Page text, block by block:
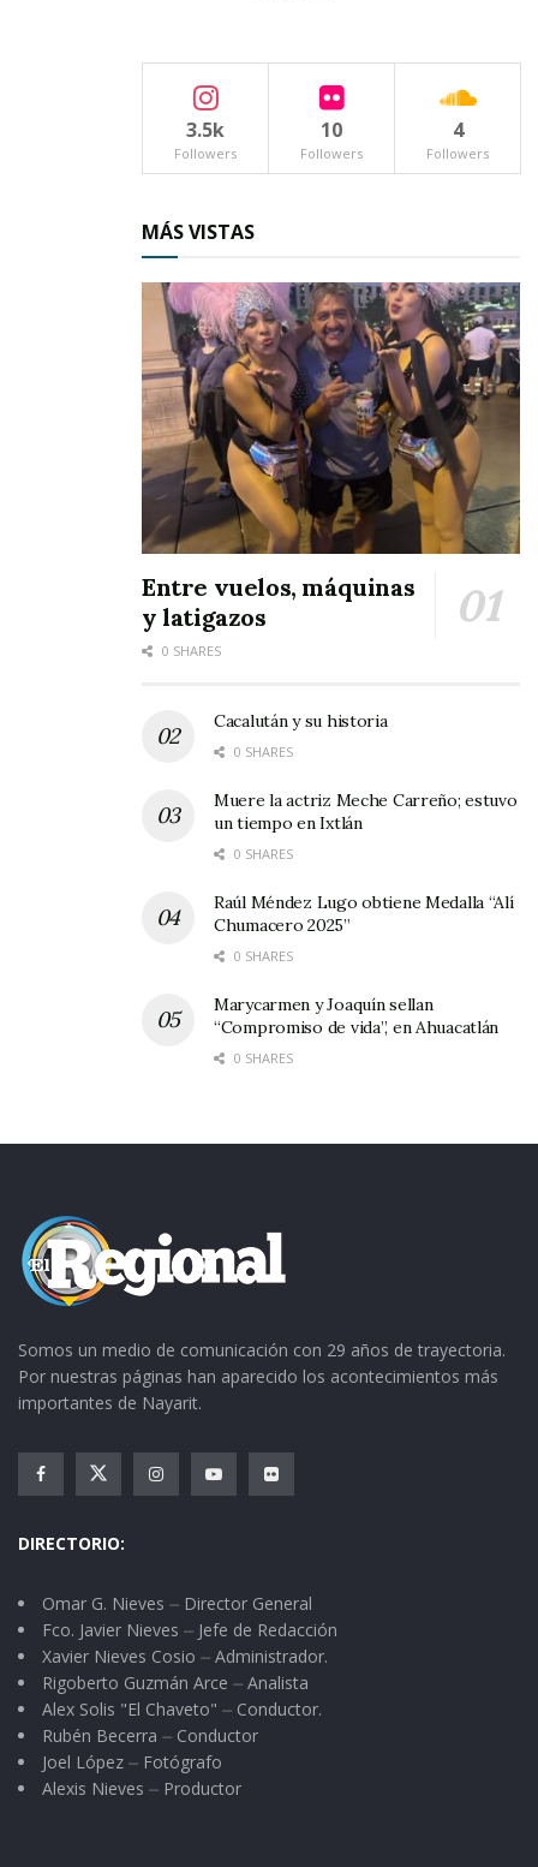
Municipal de Cultura, a cargo deFrancisco
, incluyen una amplia variedad de
dinámicas comomanualidades, pintura,
elaboración de piñatas, repostería, juegos
baile moderno
propuestas diseñadas para fomentar
creatividad, la convivenciay eldesarrollo de
en un ambiente seguro y alegre.
“Haz que estas vacaciones de
, las autoridades municipales reafirman su
integral de la niñez ahuacatlense, ofreciendo
espacios de sano esparcimiento y aprendizaje
cursos de verano
3.5k
Followers
10
Followers
4
Followers
MÁS VISTAS
Entre vuelos, máquinas
y latigazos
0 SHARES
Cacalután y su historia
0 SHARES
Muere la actriz Meche Carreño; estuvo
un tiempo en Ixtlán
0 SHARES
Raúl Méndez Lugo obtiene Medalla “Alí
Chumacero 2025”
0 SHARES
Marycarmen y Joaquín sellan
“Compromiso de vida”, en Ahuacatlán
0 SHARES
Somos un medio de comunicación con 29 años de trayectoria.
Por nuestras páginas han aparecido los acontecimientos más
importantes de Nayarit.
DIRECTORIO:
Omar G. Nieves ⏤ Director General
Fco. Javier Nieves ⏤ Jefe de Redacción
Xavier Nieves Cosio ⏤ Administrador.
Rigoberto Guzmán Arce ⏤ Analista
Alex Solis "El Chaveto" ⏤ Conductor.
Rubén Becerra ⏤ Conductor
Joel López ⏤ Fotógrafo
Alexis Nieves ⏤ Productor